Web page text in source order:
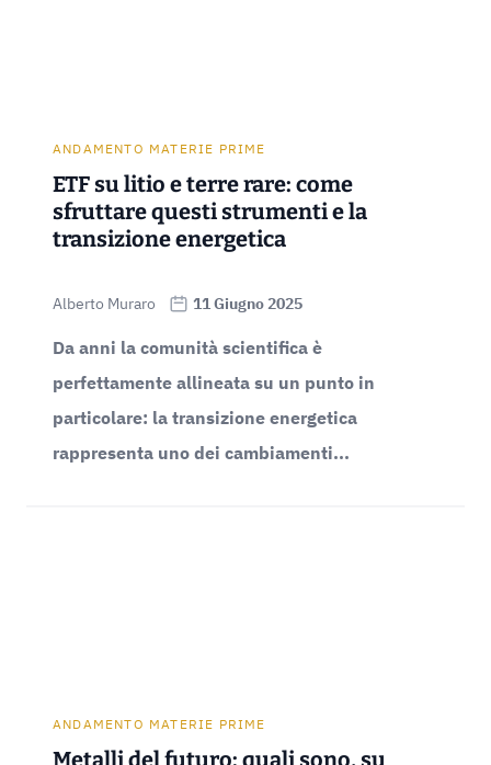
ANDAMENTO MATERIE PRIME
ETF su litio e terre rare: come
sfruttare questi strumenti e la
transizione energetica
Alberto Muraro 11 Giugno 2025
Da anni la comunità scientifica è
perfettamente allineata su un punto in
particolare: la transizione energetica
rappresenta uno dei cambiamenti...
ANDAMENTO MATERIE PRIME
Metalli del futuro: quali sono, su